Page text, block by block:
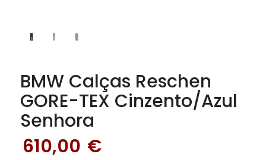
BMW Calças Reschen
GORE-TEX Cinzento/Azul
Senhora
610,00 €